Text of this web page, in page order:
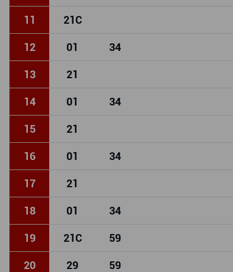
11 21C
12 01 34
13 21
14 01 34
15 21
16 01 34
17 21
18 01 34
19 21C 59
20 29 59